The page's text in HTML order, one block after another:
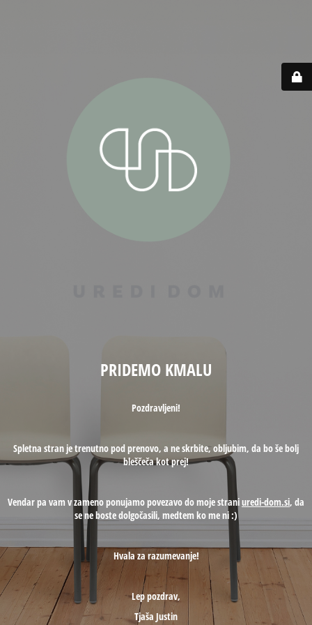
PRIDEMO KMALU
Pozdravljeni!
Spletna stran je trenutno pod prenovo, a ne skrbite, obljubim, da bo še bolj
bleščeča kot prej!
Vendar pa vam v zameno ponujamo povezavo do moje straniuredi-dom.si, da
se ne boste dolgočasili, medtem ko me ni :)
Hvala za razumevanje!
Lep pozdrav,
Tjaša Justin